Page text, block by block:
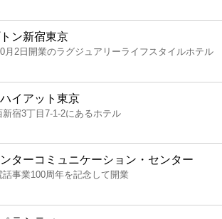
ン新宿東京
月2日開業のラグジュアリーライフスタイルホテル
イアット東京
新宿3丁目7-1-2にあるホテル
ターコミュニケーション・センター
話事業100周年を記念して開業